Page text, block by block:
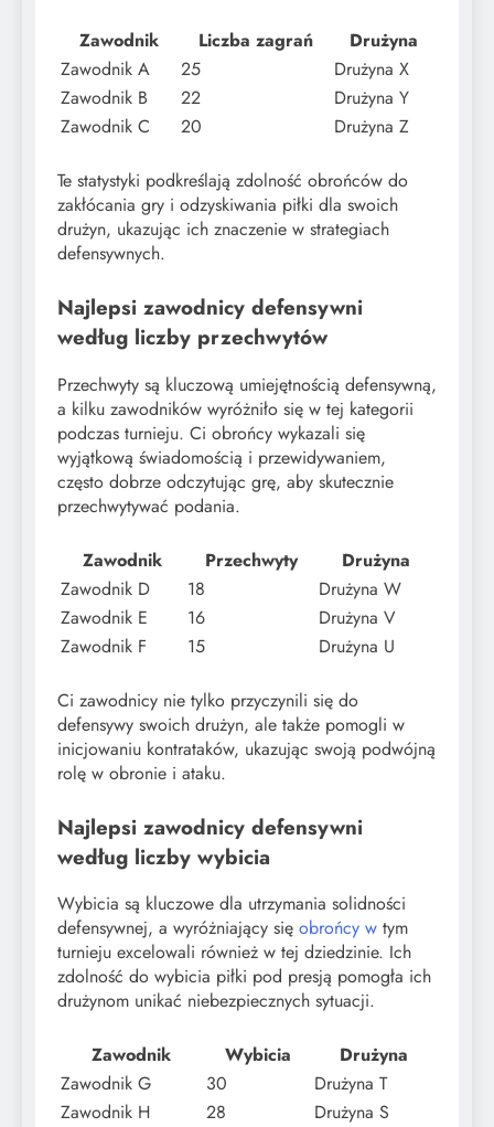
Zawodnik Liczba zagrań
Drużyna
Zawodnik A
25
Drużyna X
Zawodnik B
22
Drużyna Y
Zawodnik C
20 Drużyna Z
Te statystyki podkreślają zdolność obrońców do
zakłócania gry i odzyskiwania piłki dla swoich
drużyn, ukazując ich znaczenie w strategiach
defensywnych.
Najlepsi zawodnicy defensywni
według liczby przechwytów
Przechwyty są kluczową umiejętnością defensywną,
a kilku zawodników wyróżniło się w tej kategorii
podczas turnieju. Ci obrońcy wykazali się
wyjątkową świadomością i przewidywaniem,
często dobrze odczytując grę, aby skutecznie
przechwytywać podania.
Zawodnik Przechwyty
Drużyna
Zawodnik D
18
Drużyna W
Zawodnik E
16
Drużyna V
Zawodnik F
15 Drużyna U
Ci zawodnicy nie tylko przyczynili się do
defensywy swoich drużyn, ale także pomogli w
inicjowaniu kontrataków, ukazując swoją podwójną
rolę w obronie i ataku.
Najlepsi zawodnicy defensywni
według liczby wybicia
Wybicia są kluczowe dla utrzymania solidności
defensywnej, a wyróżniający się obrońcy w tym
turnieju excelowali również w tej dziedzinie. Ich
zdolność do wybicia piłki pod presją pomogła ich
drużynom unikać niebezpiecznych sytuacji.
Zawodnik Wybicia
Drużyna
Zawodnik G
30
Drużyna T
Zawodnik H
28
Drużyna S